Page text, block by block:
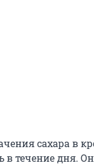
сахара в
в течение дня.